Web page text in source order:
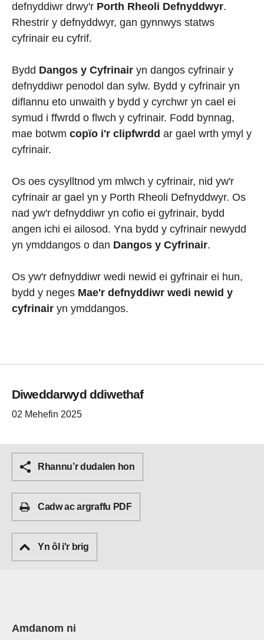
defnyddiwr drwy'r Porth Rheoli Defnyddwyr.
Rhestrir y defnyddwyr, gan gynnwys statws
cyfrinair eu cyfrif.
Bydd Dangos y Cyfrinair yn dangos cyfrinair y
defnyddiwr penodol dan sylw. Bydd y cyfrinair yn
diflannu eto unwaith y bydd y cyrchwr yn cael ei
symud i ffwrdd o flwch y cyfrinair. Fodd bynnag,
mae botwm copïo i'r clipfwrdd ar gael wrth ymyl y
cyfrinair.
Os oes cysylltnod ym mlwch y cyfrinair, nid yw'r
cyfrinair ar gael yn y Porth Rheoli Defnyddwyr. Os
nad yw'r defnyddiwr yn cofio ei gyfrinair, bydd
angen ichi ei ailosod. Yna bydd y cyfrinair newydd
yn ymddangos o dan Dangos y Cyfrinair.
Os yw'r defnyddiwr wedi newid ei gyfrinair ei hun,
bydd y neges Mae'r defnyddiwr wedi newid y
cyfrinair yn ymddangos.
Diweddarwyd ddiwethaf
02 Mehefin 2025
Rhannu’r dudalen hon
Cadw ac argraffu PDF
Yn ôl i'r brig
Amdanom ni